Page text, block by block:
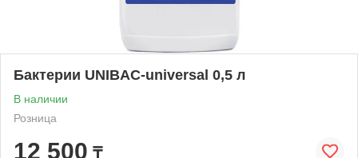
Бактерии UNIBAC-universal 0,5 л
В наличии
Розница
12 500 ₸